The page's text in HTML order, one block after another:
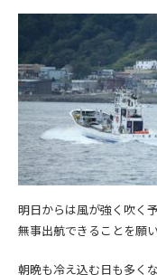
明日からは風が強く吹く
無事出航できることを願
朝晩も冷え込む日も多く